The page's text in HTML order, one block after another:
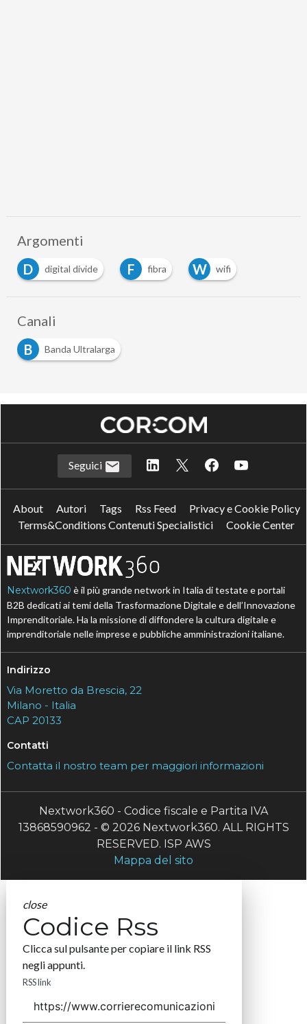
Argomenti
D
digital divide F fibra W wifi
Canali
B
Banda Ultralarga
Seguici
About Autori Tags Rss Feed
Privacy e Cookie Policy
Terms&Conditions Contenuti Specialistici
Cookie Center
Nextwork360 è il più grande network in Italia di testate e portali
B2B dedicati ai temi della Trasformazione Digitale e dell’Innovazione
Imprenditoriale. Ha la missione di diffondere la cultura digitale e
imprenditoriale nelle imprese e pubbliche amministrazioni italiane.
Indirizzo
Via Moretto da Brescia, 22
Milano - Italia
CAP 20133
Contatti
Contatta il nostro team per maggiori informazioni
Nextwork360 - Codice fiscale e Partita IVA
13868590962 - © 2026 Nextwork360. ALL RIGHTS
RESERVED. ISP AWS
Mappa del sito
close
Codice Rss
Clicca sul pulsante per copiare il link RSS
negli appunti.
RSS link